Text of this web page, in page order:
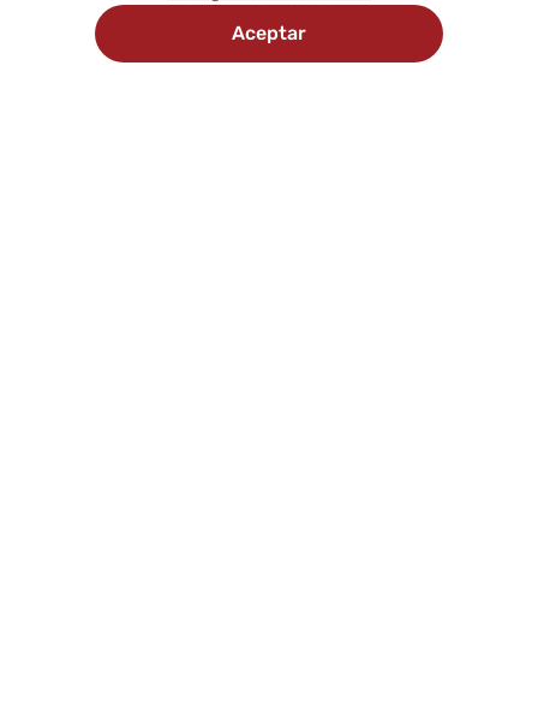
Aceptar